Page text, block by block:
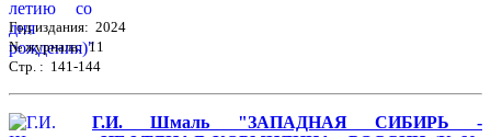
Год издания: 2024
№ журнала: 11
Стр. : 141-144
Г.И. Шмаль "ЗАПАДНАЯ СИБИРЬ -